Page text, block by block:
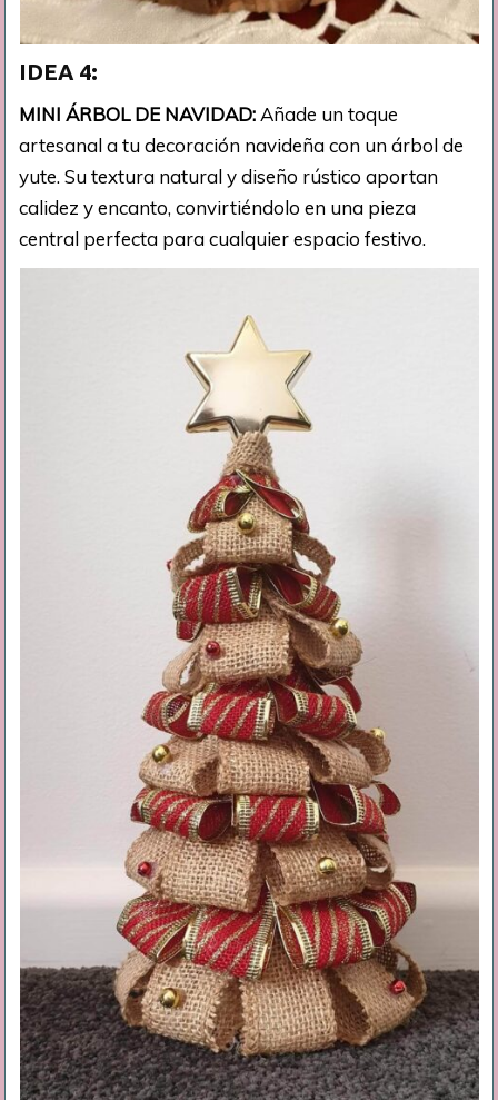
IDEA 4:
MINI ÁRBOL DE NAVIDAD: Añade un toque
artesanal a tu decoración navideña con un árbol de
yute. Su textura natural y diseño rústico aportan
calidez y encanto, convirtiéndolo en una pieza
central perfecta para cualquier espacio festivo.